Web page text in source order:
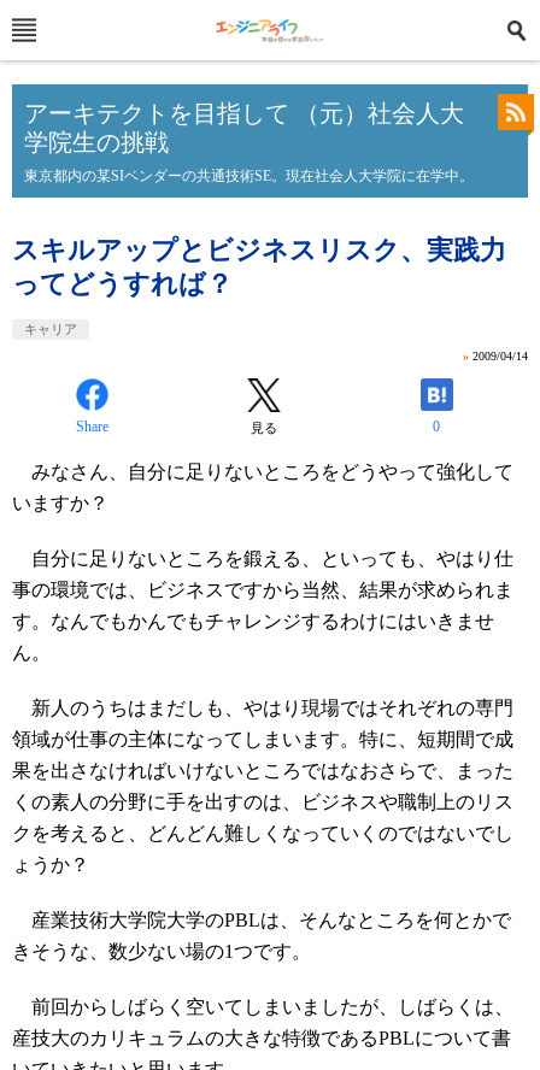
アーキテクトを目指して （元）社会人大
学院生の挑戦
東京都内の某SIベンダーの共通技術SE。現在社会人大学院に在学中。
スキルアップとビジネスリスク、実践力
ってどうすれば？
キャリア
» 2009/04/14
Share 見る 0
みなさん、自分に足りないところをどうやって強化して
いますか？
自分に足りないところを鍛える、といっても、やはり仕
事の環境では、ビジネスですから当然、結果が求められま
す。なんでもかんでもチャレンジするわけにはいきませ
ん。
新人のうちはまだしも、やはり現場ではそれぞれの専門
領域が仕事の主体になってしまいます。特に、短期間で成
果を出さなければいけないところではなおさらで、まった
くの素人の分野に手を出すのは、ビジネスや職制上のリス
クを考えると、どんどん難しくなっていくのではないでし
ょうか？
産業技術大学院大学のPBLは、そんなところを何とかで
きそうな、数少ない場の1つです。
前回からしばらく空いてしまいましたが、しばらくは、
産技大のカリキュラムの大きな特徴であるPBLについて書